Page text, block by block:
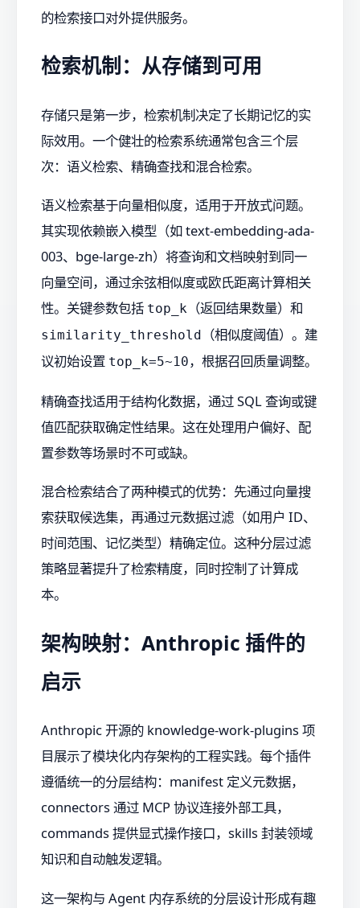
的检索接口对外提供服务。
检索机制：从存储到可用
存储只是第一步，检索机制决定了长期记忆的实
际效用。一个健壮的检索系统通常包含三个层
次：语义检索、精确查找和混合检索。
语义检索基于向量相似度，适用于开放式问题。
其实现依赖嵌入模型（如 text-embedding-ada-
003、bge-large-zh）将查询和文档映射到同一
向量空间，通过余弦相似度或欧氏距离计算相关
性。关键参数包括 top_k （返回结果数量）和
similarity_threshold
（相似度阈值）。建
议初始设置 top_k=5~10 ，根据召回质量调整。
精确查找适用于结构化数据，通过 SQL 查询或键
值匹配获取确定性结果。这在处理用户偏好、配
置参数等场景时不可或缺。
混合检索结合了两种模式的优势：先通过向量搜
索获取候选集，再通过元数据过滤（如用户 ID、
时间范围、记忆类型）精确定位。这种分层过滤
策略显著提升了检索精度，同时控制了计算成
本。
架构映射：Anthropic 插件的
启示
Anthropic 开源的 knowledge-work-plugins 项
目展示了模块化内存架构的工程实践。每个插件
遵循统一的分层结构：manifest 定义元数据，
connectors 通过 MCP 协议连接外部工具，
commands 提供显式操作接口，skills 封装领域
知识和自动触发逻辑。
这一架构与 Agent 内存系统的分层设计形成有趣